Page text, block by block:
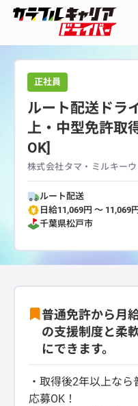
正社員
ルート配送ドラ
上・中型免許取
OK]
株式会社タマ・ミルキーウ
ルート配送
日給11,069円 〜 11,069円
千葉県松戸市
普通免許から月
の支援制度と柔
にできます。
・取得後2年以上な
応募OK！